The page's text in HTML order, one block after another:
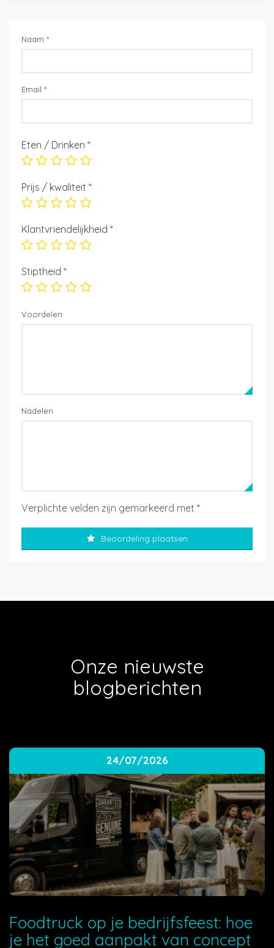
Naam *
Email *
Eten / Drinken *
Prijs / kwaliteit *
Klantvriendelijkheid *
Stiptheid *
Voordelen
Nadelen
Verplichte velden zijn gemarkeerd met *
Beoordeling plaatsen
Onze nieuwste
blogberichten
24/07/2026
Foodtruck op je bedrijfsfeest: hoe
je het goed aanpakt van concept